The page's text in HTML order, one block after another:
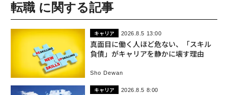
転職 に関する記事
キャリア 2026.8.5 13:00
真面目に働く人ほど危ない、「スキル
負債」がキャリアを静かに壊す理由
Sho Dewan
キャリア 2026.8.5 8:00